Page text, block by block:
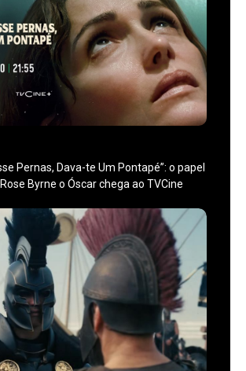
Pernas, Dava-te Um Pontapé”: o papel
Byrne o Óscar chega ao TVCine